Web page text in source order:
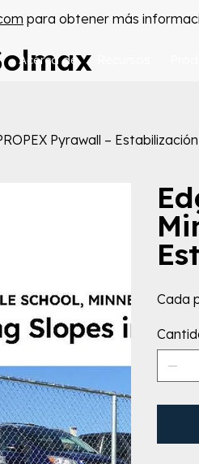
para obtener más
Acerca de
Pyrawall –
Cada